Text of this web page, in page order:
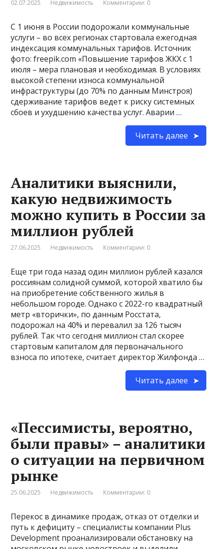
02.07.2025 Недвижимость Комментарии: 0
С 1 июня в России подорожали коммунальные
услуги – во всех регионах стартовала ежегодная
индексация коммунальных тарифов. Источник
фото: freepik.com «Повышение тарифов ЖКХ с 1
июля – мера плановая и необходимая. В условиях
высокой степени износа коммунальной
инфраструктуры (до 70% по данным Минстроя)
сдерживание тарифов ведет к риску системных
сбоев и ухудшению качества услуг. Аварии …
Читать далее
Аналитики выяснили,
какую недвижимость
можно купить в России за
миллион рублей
27.06.2025 Недвижимость Комментарии: 0
Еще три года назад один миллион рублей казался
россиянам солидной суммой, которой хватило бы
на приобретение собственного жилья в
небольшом городе. Однако с 2022-го квадратный
метр «вторички», по данным Росстата,
подорожал на 40% и перевалил за 126 тысяч
рублей. Так что сегодня миллион стал скорее
стартовым капиталом для первоначального
взноса по ипотеке, считает директор Жилфонда …
Читать далее
«Пессимисты, вероятно,
были правы» – аналитики
о ситуации на первичном
рынке
25.06.2025 Недвижимость Комментарии: 0
Перекос в динамике продаж, отказ от отделки и
путь к дефициту – специалисты компании Plus
Development проанализировали обстановку на